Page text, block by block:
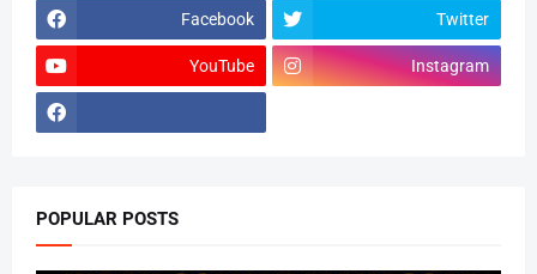
Facebook Twitter
YouTube Instagram
POPULAR POSTS